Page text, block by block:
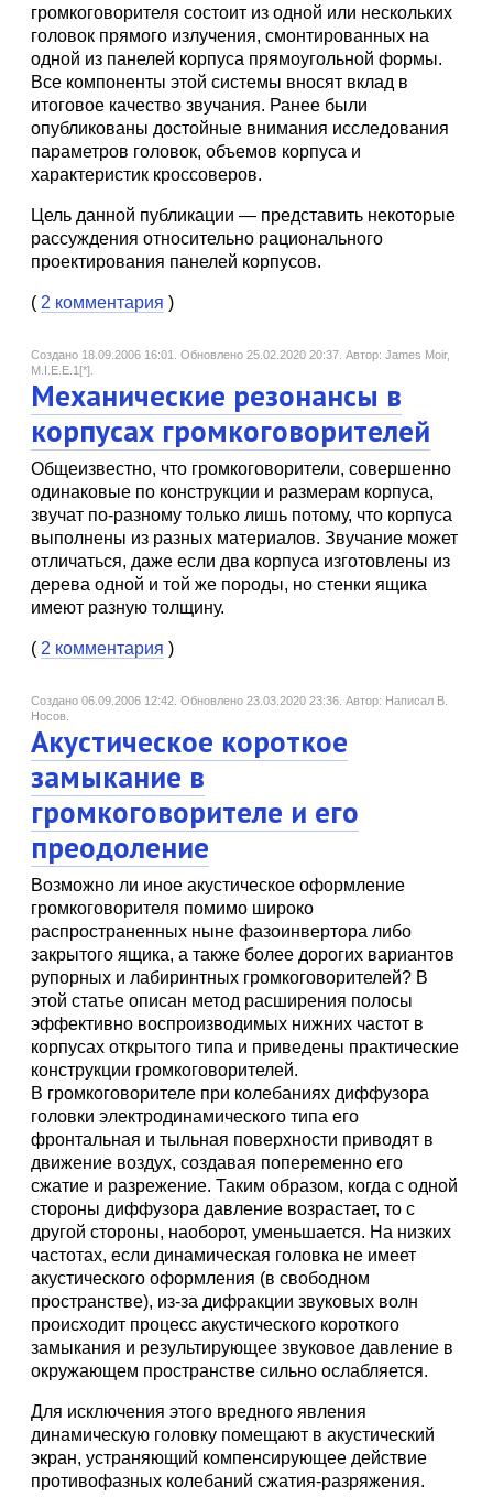
громкоговорителя состоит из одной или нескольких
головок прямого излучения, смонтированных на
одной из панелей корпуса прямоугольной формы.
Все компоненты этой системы вносят вклад в
итоговое качество звучания. Ранее были
опубликованы достойные внимания исследования
параметров головок, объемов корпуса и
характеристик кроссоверов.
Цель данной публикации — представить некоторые
рассуждения относительно рационального
проектирования панелей корпусов.
( 2 комментария )
Создано 18.09.2006 16:01. Обновлено 25.02.2020 20:37. Автор: James Moir,
M.I.E.E.1[*].
Механические резонансы в
корпусах громкоговорителей
Общеизвестно, что громкоговорители, совершенно
одинаковые по конструкции и размерам корпуса,
звучат по-разному только лишь потому, что корпуса
выполнены из разных материалов. Звучание может
отличаться, даже если два корпуса изготовлены из
дерева одной и той же породы, но стенки ящика
имеют разную толщину.
( 2 комментария )
Создано 06.09.2006 12:42. Обновлено 23.03.2020 23:36. Автор: Написал В.
Носов.
Акустическое короткое
замыкание в
громкоговорителе и его
преодоление
Возможно ли иное акустическое оформление
громкоговорителя помимо широко
распространенных ныне фазоинвертора либо
закрытого ящика, а также более дорогих вариантов
рупорных и лабиринтных громкоговорителей? В
этой статье описан метод расширения полосы
эффективно воспроизводимых нижних частот в
корпусах открытого типа и приведены практические
конструкции громкоговорителей.
В громкоговорителе при колебаниях диффузора
головки электродинамического типа его
фронтальная и тыльная поверхности приводят в
движение воздух, создавая попеременно его
сжатие и разрежение. Таким образом, когда с одной
стороны диффузора давление возрастает, то с
другой стороны, наоборот, уменьшается. На низких
частотах, если динамическая головка не имеет
акустического оформления (в свободном
пространстве), из-за дифракции звуковых волн
происходит процесс акустического короткого
замыкания и результирующее звуковое давление в
окружающем пространстве сильно ослабляется.
Для исключения этого вредного явления
динамическую головку помещают в акустический
экран, устраняющий компенсирующее действие
противофазных колебаний сжатия-разряжения.